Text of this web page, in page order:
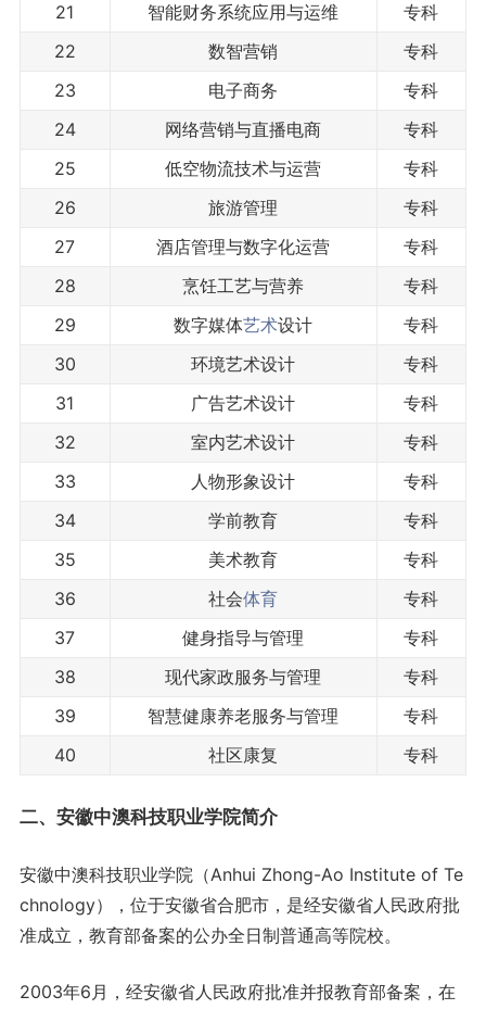
21
智能财务系统应用与运维
专科
22
数智营销
专科
23
电子商务
专科
24
网络营销与直播电商
专科
25
低空物流技术与运营
专科
26
旅游管理
专科
27
酒店管理与数字化运营
专科
28
烹饪工艺与营养
专科
29
数字媒体艺术设计
专科
30
环境艺术设计
专科
31
广告艺术设计
专科
32
室内艺术设计
专科
33
人物形象设计
专科
34
学前教育
专科
35
美术教育
专科
36
社会体育
专科
37
健身指导与管理
专科
38
现代家政服务与管理
专科
39
智慧健康养老服务与管理
专科
40
社区康复 专科
二、安徽中澳科技职业学院简介
安徽中澳科技职业学院（Anhui Zhong-Ao Institute of Te
chnology），位于安徽省合肥市，是经安徽省人民政府批
准成立，教育部备案的公办全日制普通高等院校。
2003年6月，经安徽省人民政府批准并报教育部备案，在